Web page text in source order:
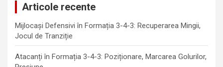
Articole recente
Mijlocași Defensivi în Formația 3-4-3: Recuperarea Mingii,
Jocul de Tranziție
Atacanți în Formația 3-4-3: Poziționare, Marcarea Golurilor,